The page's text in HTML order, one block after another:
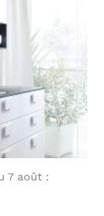
7 août :